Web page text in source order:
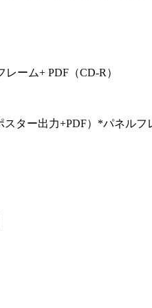
ーム+ PDF（CD-R）
ター出力+PDF）*パネルフ